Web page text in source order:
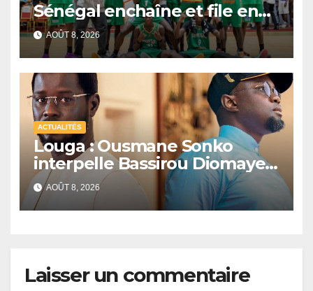
Sénégal enchaîne et file en
quarts de finale
AOÛT 8, 2026
ACTUALITÉS
Louga : Ousmane Sonko
interpelle Bassirou Diomaye
Faye sur la date des élections
locales
AOÛT 8, 2026
Laisser un commentaire